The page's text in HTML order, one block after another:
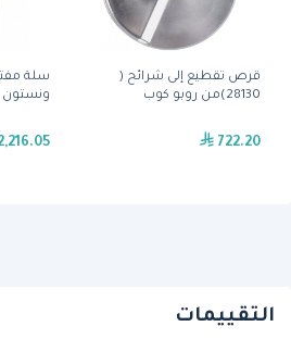
قرص تقطيع إلى شرائح (
28130)من روبو كوب
722.20
ونستون
التقييمات